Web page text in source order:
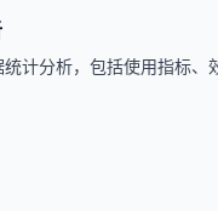
计分析，包括使用指标、